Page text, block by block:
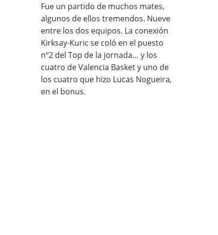
Fue un partido de muchos mates,
algunos de ellos tremendos. Nueve
entre los dos equipos. La conexión
Kirksay-Kuric se coló en el puesto
nº2 del Top de la jornada… y los
cuatro de Valencia Basket y uno de
los cuatro que hizo Lucas Nogueira,
en el bonus.